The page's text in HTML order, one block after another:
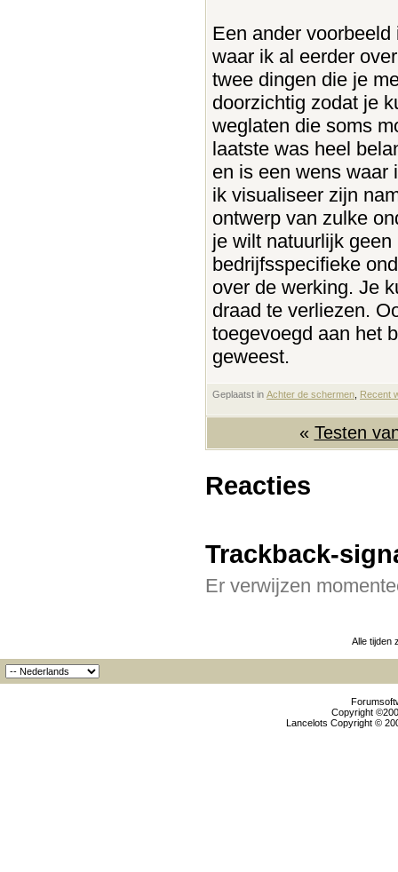
Een ander
waar ik al eerder
twee dingen die je
doorzichtig zodat je
weglaten die soms
laatste was heel
en is een wens waar
ik visualiseer zijn
ontwerp van zulke
je wilt natuurlijk
bedrijfsspecifieke
over de werking. Je
draad te verliezen.
toegevoegd aan het
geweest.
Geplaatst in Achter de schermen Recent
« Testen
Reacties
Trackback-
Er verwijzen
Alle tijden
Copyright
Lancelots Copyright ©